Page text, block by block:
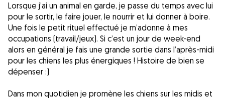
Lorsque j’ai un animal en garde, je passe du temps avec lui
pour le sortir, le faire jouer, le nourrir et lui donner à boire.
Une fois le petit rituel effectué je m’adonne à mes
occupations (travail/jeux). Si c’est un jour de week-end
alors en général je fais une grande sortie dans l’après-midi
pour les chiens les plus énergiques ! Histoire de bien se
dépenser :)
Dans mon quotidien je promène les chiens sur les midis et